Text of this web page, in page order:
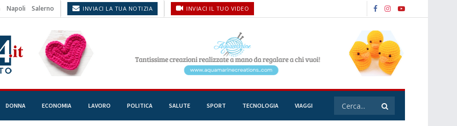
Napoli Salerno INVIACI LA TUA NOTIZIA INVIACI IL TUO VIDEO
DONNA ECONOMIA LAVORO POLITICA SALUTE SPORT TECNOLOGIA VIAGGI